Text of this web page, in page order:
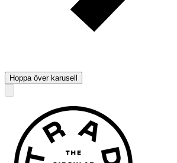
Hoppa över karusell